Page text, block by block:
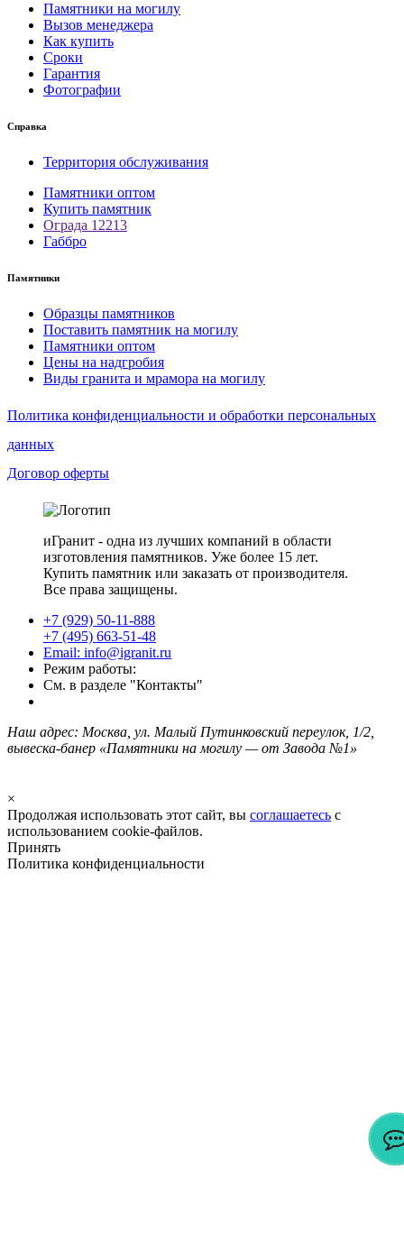
Памятники на могилу
Вызов менеджера
Как купить
Сроки
Гарантия
Фотографии
Справка
Территория обслуживания
Памятники оптом
Купить памятник
Ограда 12213
Габбро
Памятники
Образцы памятников
Поставить памятник на могилу
Памятники оптом
Цены на надгробия
Виды гранита и мрамора на могилу
Политика конфиденциальности и обработки персональных
данных
Договор оферты
иГранит - одна из лучших компаний в области
изготовления памятников. Уже более 15 лет.
Купить памятник или заказать от производителя.
Все права защищены.
+7 (929) 50-11-888
+7 (495) 663-51-48
Email: info@igranit.ru
Режим работы:
См. в разделе "Контакты"
Наш адрес: Москва, ул. Малый Путинковский переулок, 1/2,
вывеска-банер «Памятники на могилу — от Завода №1»
×
Продолжая использовать этот сайт, вы соглашаетесь с
использованием cookie-файлов.
Принять
Политика конфиденциальности